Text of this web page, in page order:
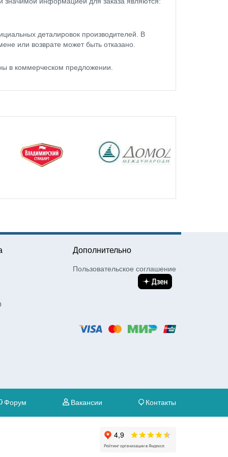
деталировок производителей. В
или возврате может быть отказано.
в коммерческом предложении.
Дополнительно
Пользовательское соглашение
Форум Вакансии Контакты